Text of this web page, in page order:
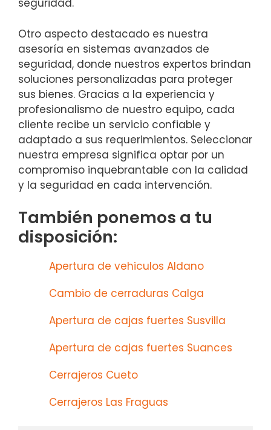
seguridad.
Otro aspecto destacado es nuestra
asesoría en sistemas avanzados de
seguridad, donde nuestros expertos brindan
soluciones personalizadas para proteger
sus bienes. Gracias a la experiencia y
profesionalismo de nuestro equipo, cada
cliente recibe un servicio confiable y
adaptado a sus requerimientos. Seleccionar
nuestra empresa significa optar por un
compromiso inquebrantable con la calidad
y la seguridad en cada intervención.
También ponemos a tu
disposición:
Apertura de vehiculos Aldano
Cambio de cerraduras Calga
Apertura de cajas fuertes Susvilla
Apertura de cajas fuertes Suances
Cerrajeros Cueto
Cerrajeros Las Fraguas